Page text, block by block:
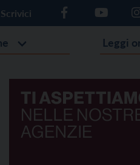
Scrivici
Leggi